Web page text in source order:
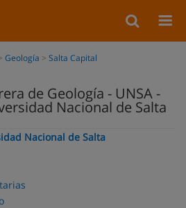
Geología Salta Capital
de Geología - UNSA -
Nacional de Salta
Nacional de Salta